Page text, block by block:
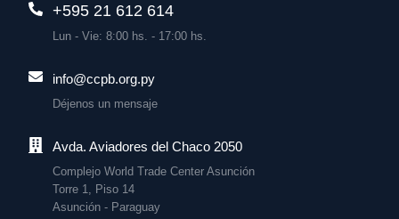
+595 21 612 614
Lun - Vie: 8:00 hs. - 17:00 hs.
info@ccpb.org.py
Déjenos un mensaje
Avda. Aviadores del Chaco 2050
Complejo World Trade Center Asunción
Torre 1, Piso 14
Asunción - Paraguay